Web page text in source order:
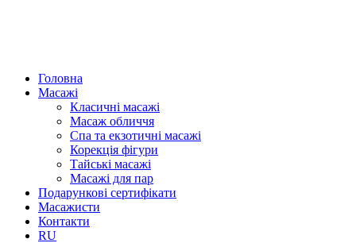
Головна
Масажі
Класичні масажі
Масаж обличчя
Спа та екзотичні масажі
Корекція фігури
Тайські масажі
Масажі для пар
Подарункові сертифікати
Масажисти
Контакти
RU